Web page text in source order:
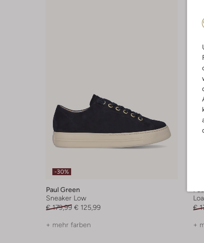
-30%
Paul Green
Sneaker Low
€ 179,99 € 125,99
+ mehr farben
€
+